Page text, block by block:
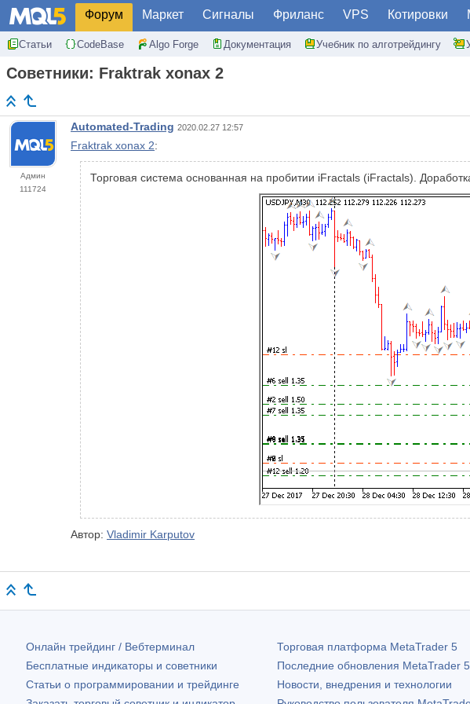
Форум Маркет Сигналы Фриланс VPS Котировки
Статьи CodeBase Algo Forge Документация Учебник по алготрейдингу
Советники: Fraktrak xonax 2
Админ
111724
Automated-Trading 2020.02.27 12:57
Fraktrak xonax 2:
Торговая система основанная на пробитии iFractals (iFractals).
Автор: Vladimir Karputov
Онлайн трейдинг / Вебтерминал
Бесплатные индикаторы и советники
Статьи о программировании и трейдинге
Торговая платформа MetaTrader 5
Последние обновления MetaTrader 5
Новости, внедрения и технологии